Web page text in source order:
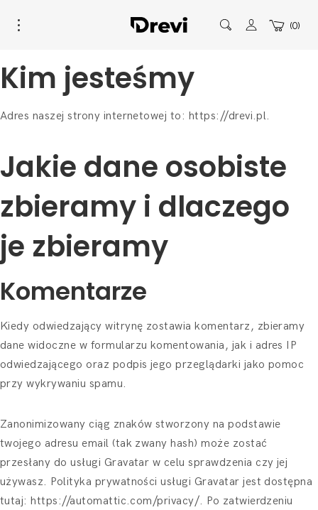
0
Kim jesteśmy
Adres naszej strony internetowej to: https://drevi.pl.
Jakie dane osobiste
zbieramy i dlaczego
je zbieramy
Komentarze
Kiedy odwiedzający witrynę zostawia komentarz, zbieramy
dane widoczne w formularzu komentowania, jak i adres IP
odwiedzającego oraz podpis jego przeglądarki jako pomoc
przy wykrywaniu spamu.
Zanonimizowany ciąg znaków stworzony na podstawie
twojego adresu email (tak zwany hash) może zostać
przesłany do usługi Gravatar w celu sprawdzenia czy jej
używasz. Polityka prywatności usługi Gravatar jest dostępna
tutaj: https://automattic.com/privacy/. Po zatwierdzeniu